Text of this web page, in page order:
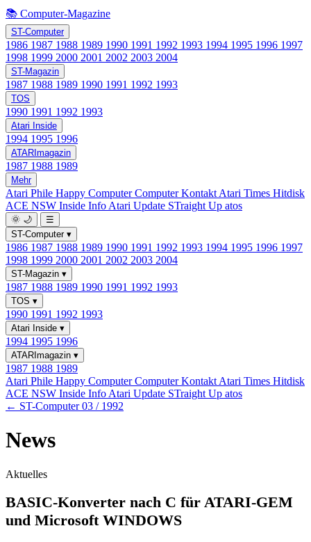
📚 Computer-Magazine
ST-Computer
1986 1987 1988 1989 1990 1991 1992 1993 1994 1995 1996 1997
1998 1999 2000 2001 2002 2003 2004
ST-Magazin
1987 1988 1989 1990 1991 1992 1993
TOS
1990 1991 1992 1993
Atari Inside
1994 1995 1996
ATARImagazin
1987 1988 1989
Mehr
Atari Phile Happy ComputerComputer Kontakt Atari Times Hitdisk
ACE NSW Inside Info Atari Update STraight Up atos
🌞 🌙
☰
ST-Computer ▾
1986 1987 1988 1989 1990 1991 1992 1993 1994 1995 1996 1997
1998 1999 2000 2001 2002 2003 2004
ST-Magazin ▾
1987 1988 1989 1990 1991 1992 1993
TOS ▾
1990 1991 1992 1993
Atari Inside ▾
1994 1995 1996
ATARImagazin ▾
1987 1988 1989
Atari Phile Happy ComputerComputer Kontakt Atari Times Hitdisk
ACE NSW Inside Info Atari Update STraight Up atos
← ST-Computer 03 / 1992
News
Aktuelles
BASIC-Konverter nach C für ATARI-GEM
und Microsoft WINDOWS